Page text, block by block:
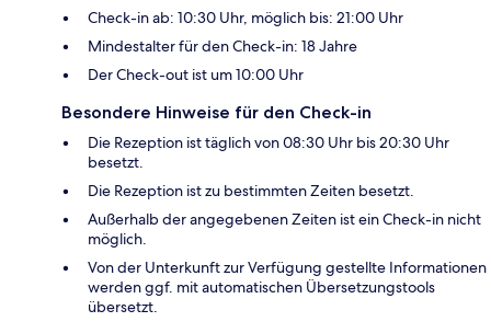
Check-in ab: 10:30 Uhr, möglich bis: 21:00 Uhr
Mindestalter für den Check-in: 18 Jahre
Der Check-out ist um 10:00 Uhr
Besondere Hinweise für den Check-in
Die Rezeption ist täglich von 08:30 Uhr bis 20:30 Uhr
besetzt.
Die Rezeption ist zu bestimmten Zeiten besetzt.
Außerhalb der angegebenen Zeiten ist ein Check-in nicht
möglich.
Von der Unterkunft zur Verfügung gestellte Informationen
werden ggf. mit automatischen Übersetzungstools
übersetzt.